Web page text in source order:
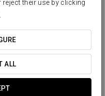
their use by clicking
ALL